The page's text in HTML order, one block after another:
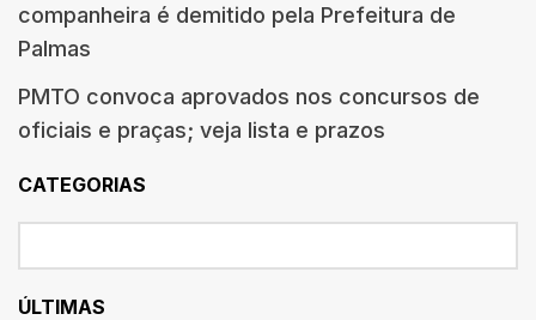
companheira é demitido pela Prefeitura de
Palmas
PMTO convoca aprovados nos concursos de
oficiais e praças; veja lista e prazos
CATEGORIAS
ÚLTIMAS